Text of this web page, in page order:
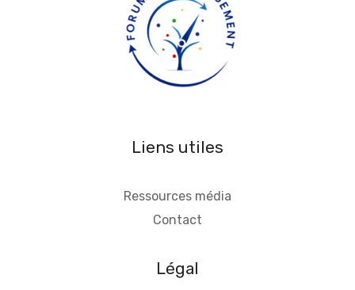
Liens utiles
Ressources média
Contact
Légal